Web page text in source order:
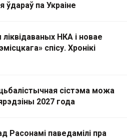
ўдараў па Украіне
НКА і новае
спісу. Хронікі
сістэма можа
2027 года
Расонамі паведамілі пра